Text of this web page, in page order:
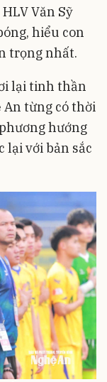
Văn Sỹ
hiểu con
trọng nhất.
lại tinh thần
An từng có thời
hướng
lại với bản sắc